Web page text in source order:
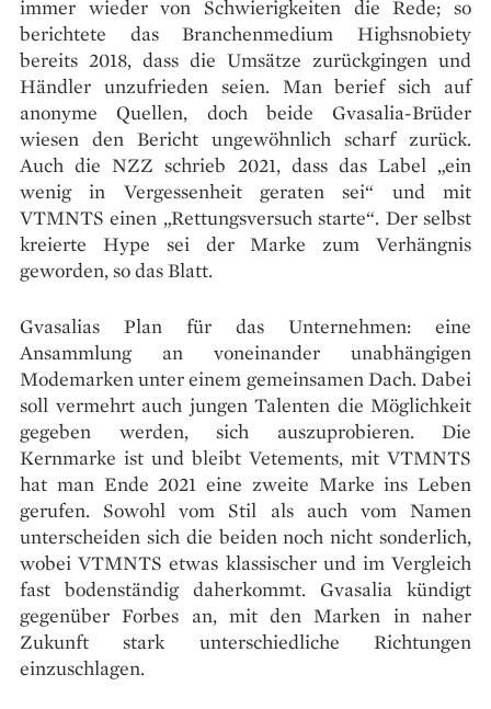
immer wieder von Schwierigkeiten die Rede; so
berichtete das Branchenmedium Highsnobiety
bereits 2018, dass die Umsätze zurückgingen und
Händler unzufrieden seien. Man berief sich auf
anonyme Quellen, doch beide Gvasalia-Brüder
wiesen den Bericht ungewöhnlich scharf zurück.
Auch die NZZ schrieb 2021, dass das Label „ein
wenig in Vergessenheit geraten sei“ und mit
VTMNTS einen „Rettungsversuch starte“. Der selbst
kreierte Hype sei der Marke zum Verhängnis
geworden, so das Blatt.
Gvasalias Plan für das Unternehmen: eine
Ansammlung an voneinander unabhängigen
Modemarken unter einem gemeinsamen Dach. Dabei
soll vermehrt auch jungen Talenten die Möglichkeit
gegeben werden, sich auszuprobieren. Die
Kernmarke ist und bleibt Vetements, mit VTMNTS
hat man Ende 2021 eine zweite Marke ins Leben
gerufen. Sowohl vom Stil als auch vom Namen
unterscheiden sich die beiden noch nicht sonderlich,
wobei VTMNTS etwas klassischer und im Vergleich
fast bodenständig daherkommt. Gvasalia kündigt
gegenüber Forbes an, mit den Marken in naher
Zukunft stark unterschiedliche Richtungen
einzuschlagen.